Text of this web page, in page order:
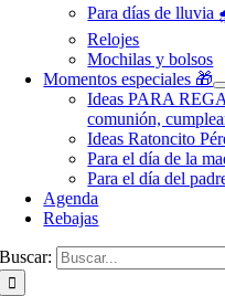
Para días de
Relojes
Mochilas y bolsos
Momentos especiales 🎁
Ideas PARA
comunión,
Ideas Ratoncito
Para el día de la
Para el día del
Agenda
Rebajas
Buscar: